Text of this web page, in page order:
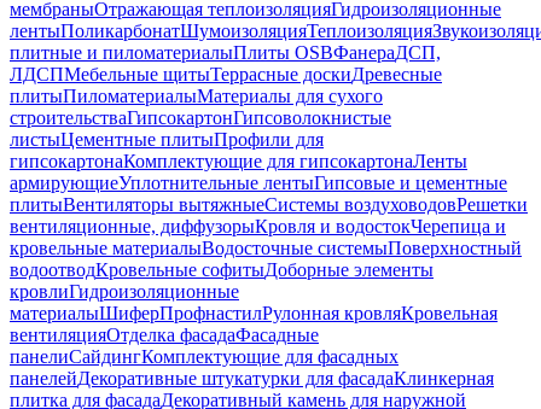
мембраныОтражающая теплоизоляцияГидроизоляционные
лентыПоликарбонатШумоизоляцияТеплоизоляция
плитные и пиломатериалыПлиты OSBФанераДСП,
ЛДСПМебельные щитыТеррасные доскиДревесные
плитыПиломатериалыМатериалы для сухого
строительстваГипсокартонГипсоволокнистые
листыЦементные плитыПрофили для
гипсокартонаКомплектующие для гипсокартонаЛенты
армирующиеУплотнительные лентыГипсовые и цементные
плитыВентиляторы вытяжныеСистемы воздуховодовРешетки
вентиляционные, диффузорыКровля и водостокЧерепица и
кровельные материалыВодосточные системыПоверхностный
водоотводКровельные софитыДоборные элементы
кровлиГидроизоляционные
материалыШиферПрофнастилРулонная кровляКровельная
вентиляцияОтделка фасадаФасадные
панелиСайдингКомплектующие для фасадных
панелейДекоративные штукатурки для фасадаКлинкерная
плитка для фасадаДекоративный камень для наружной